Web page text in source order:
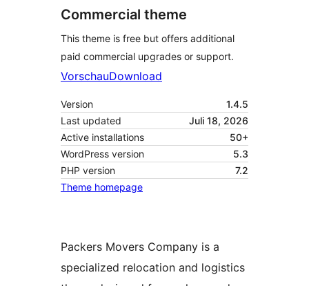
Commercial theme
This theme is free but offers additional
paid commercial upgrades or support.
VorschauDownload
Version
1.4.5
Last updated
Juli 18, 2026
Active installations
50+
WordPress version
5.3
PHP version
7.2
Theme homepage
Packers Movers Company is a
specialized relocation and logistics